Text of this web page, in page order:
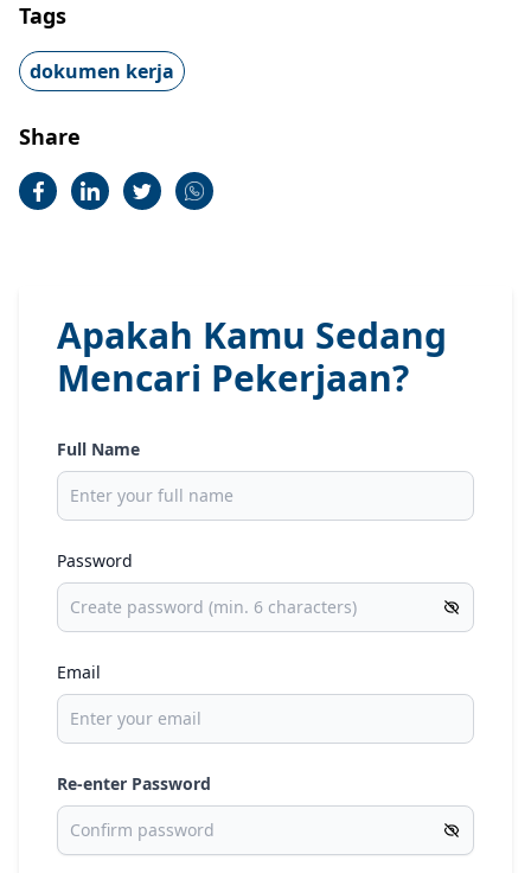
Tags
dokumen kerja
Share
Apakah Kamu Sedang
Mencari Pekerjaan?
Full Name
Password
Email
Re-enter Password